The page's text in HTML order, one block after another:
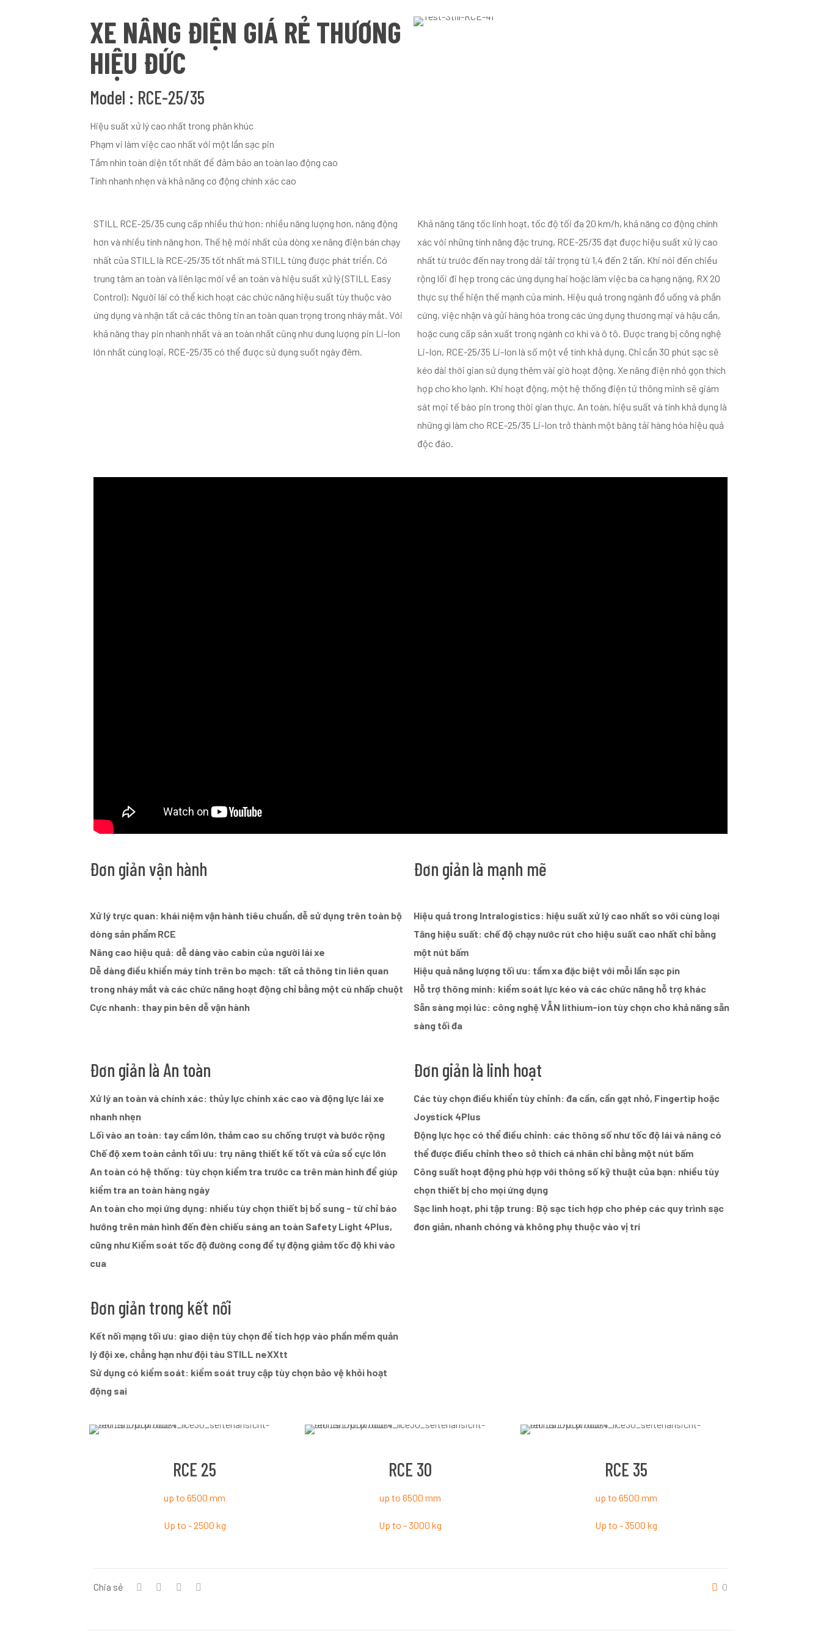
XE NÂNG ĐIỆN GIÁ RẺ THƯƠNG
HIỆU ĐỨC
Model : RCE-25/35
Hiệu suất xử lý cao nhất trong phân khúc
Phạm vi làm việc cao nhất với một lần sạc pin
Tầm nhìn toàn diện tốt nhất để đảm bảo an toàn lao động cao
Tính nhanh nhẹn và khả năng cơ động chính xác cao
STILL RCE-25/35 cung cấp nhiều thứ hơn: nhiều năng lượng hơn, năng động
hơn và nhiều tính năng hơn. Thế hệ mới nhất của dòng xe nâng điện bán chạy
nhất của STILL là RCE-25/35 tốt nhất mà STILL từng được phát triển. Có
trung tâm an toàn và liên lạc mới về an toàn và hiệu suất xử lý (STILL Easy
Control): Người lái có thể kích hoạt các chức năng hiệu suất tùy thuộc vào
ứng dụng và nhận tất cả các thông tin an toàn quan trọng trong nháy mắt. Với
khả năng thay pin nhanh nhất và an toàn nhất cũng như dung lượng pin Li-Ion
lớn nhất cùng loại, RCE-25/35 có thể được sử dụng suốt ngày đêm.
Khả năng tăng tốc linh hoạt, tốc độ tối đa 20 km/h, khả năng cơ động chính
xác với những tính năng đặc trưng, RCE-25/35 đạt được hiệu suất xử lý cao
nhất từ ​​trước đến nay trong dải tải trọng từ 1,4 đến 2 tấn. Khi nói đến chiều
rộng lối đi hẹp trong các ứng dụng hai hoặc làm việc ba ca hạng nặng, RX 20
thực sự thể hiện thế mạnh của mình. Hiệu quả trong ngành đồ uống và phần
cứng, việc nhận và gửi hàng hóa trong các ứng dụng thương mại và hậu cần,
hoặc cung cấp sản xuất trong ngành cơ khí và ô tô. Được trang bị công nghệ
Li-Ion, RCE-25/35 Li-Ion là số một về tính khả dụng. Chỉ cần 30 phút sạc sẽ
kéo dài thời gian sử dụng thêm vài giờ hoạt động. Xe nâng điện nhỏ gọn thích
hợp cho kho lạnh. Khi hoạt động, một hệ thống điện tử thông minh sẽ giám
sát mọi tế bào pin trong thời gian thực. An toàn, hiệu suất và tính khả dụng là
những gì làm cho RCE-25/35 Li-Ion trở thành một băng tải hàng hóa hiệu quả
độc đáo.
Đơn giản vận hành
Xử lý trực quan: khái niệm vận hành tiêu chuẩn, dễ sử dụng trên toàn bộ
dòng sản phẩm RCE
Nâng cao hiệu quả: dễ dàng vào cabin của người lái xe
Dễ dàng điều khiển máy tính trên bo mạch: tất cả thông tin liên quan
trong nháy mắt và các chức năng hoạt động chỉ bằng một cú nhấp chuột
Cực nhanh: thay pin bên dễ vận hành
Đơn giản là mạnh mẽ
Hiệu quả trong Intralogistics: hiệu suất xử lý cao nhất so với cùng loại
Tăng hiệu suất: chế độ chạy nước rút cho hiệu suất cao nhất chỉ bằng
một nút bấm
Hiệu quả năng lượng tối ưu: tầm xa đặc biệt với mỗi lần sạc pin
Hỗ trợ thông minh: kiểm soát lực kéo và các chức năng hỗ trợ khác
Sẵn sàng mọi lúc: công nghệ VẪN lithium-ion tùy chọn cho khả năng sẵn
sàng tối đa
Đơn giản là An toàn
Xử lý an toàn và chính xác: thủy lực chính xác cao và động lực lái xe
nhanh nhẹn
Lối vào an toàn: tay cầm lớn, thảm cao su chống trượt và bước rộng
Chế độ xem toàn cảnh tối ưu: trụ nâng thiết kế tốt và cửa sổ cực lớn
An toàn có hệ thống: tùy chọn kiểm tra trước ca trên màn hình để giúp
kiểm tra an toàn hàng ngày
An toàn cho mọi ứng dụng: nhiều tùy chọn thiết bị bổ sung - từ chỉ báo
hướng trên màn hình đến đèn chiếu sáng an toàn Safety Light 4Plus,
cũng như Kiểm soát tốc độ đường cong để tự động giảm tốc độ khi vào
cua
Đơn giản là linh hoạt
Các tùy chọn điều khiển tùy chỉnh: đa cần, cần gạt nhỏ, Fingertip hoặc
Joystick 4Plus
Động lực học có thể điều chỉnh: các thông số như tốc độ lái và nâng có
thể được điều chỉnh theo sở thích cá nhân chỉ bằng một nút bấm
Công suất hoạt động phù hợp với thông số kỹ thuật của bạn: nhiều tùy
chọn thiết bị cho mọi ứng dụng
Sạc linh hoạt, phi tập trung: Bộ sạc tích hợp cho phép các quy trình sạc
đơn giản, nhanh chóng và không phụ thuộc vào vị trí
Đơn giản trong kết nối
Kết nối mạng tối ưu: giao diện tùy chọn để tích hợp vào phần mềm quản
lý đội xe, chẳng hạn như đội tàu STILL neXXtt
Sử dụng có kiểm soát: kiểm soát truy cập tùy chọn bảo vệ khỏi hoạt
động sai
RCE 25
up to 6500 mm
Up to - 2500 kg
RCE 30
up to 6500 mm
Up to - 3000 kg
RCE 35
up to 6500 mm
Up to - 3500 kg
Chia sẻ 0